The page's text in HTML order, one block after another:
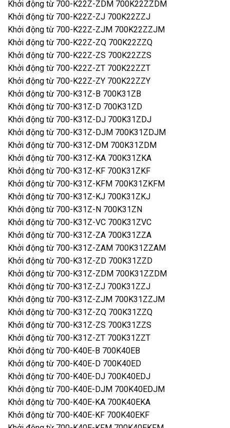
Khởi động từ 700-K22Z-ZDM 700K22ZZDM
Khởi động từ 700-K22Z-ZJ 700K22ZZJ
Khởi động từ 700-K22Z-ZJM 700K22ZZJM
Khởi động từ 700-K22Z-ZQ 700K22ZZQ
Khởi động từ 700-K22Z-ZS 700K22ZZS
Khởi động từ 700-K22Z-ZT 700K22ZZT
Khởi động từ 700-K22Z-ZY 700K22ZZY
Khởi động từ 700-K31Z-B 700K31ZB
Khởi động từ 700-K31Z-D 700K31ZD
Khởi động từ 700-K31Z-DJ 700K31ZDJ
Khởi động từ 700-K31Z-DJM 700K31ZDJM
Khởi động từ 700-K31Z-DM 700K31ZDM
Khởi động từ 700-K31Z-KA 700K31ZKA
Khởi động từ 700-K31Z-KF 700K31ZKF
Khởi động từ 700-K31Z-KFM 700K31ZKFM
Khởi động từ 700-K31Z-KJ 700K31ZKJ
Khởi động từ 700-K31Z-N 700K31ZN
Khởi động từ 700-K31Z-VC 700K31ZVC
Khởi động từ 700-K31Z-ZA 700K31ZZA
Khởi động từ 700-K31Z-ZAM 700K31ZZAM
Khởi động từ 700-K31Z-ZD 700K31ZZD
Khởi động từ 700-K31Z-ZDM 700K31ZZDM
Khởi động từ 700-K31Z-ZJ 700K31ZZJ
Khởi động từ 700-K31Z-ZJM 700K31ZZJM
Khởi động từ 700-K31Z-ZQ 700K31ZZQ
Khởi động từ 700-K31Z-ZS 700K31ZZS
Khởi động từ 700-K31Z-ZT 700K31ZZT
Khởi động từ 700-K40E-B 700K40EB
Khởi động từ 700-K40E-D 700K40ED
Khởi động từ 700-K40E-DJ 700K40EDJ
Khởi động từ 700-K40E-DJM 700K40EDJM
Khởi động từ 700-K40E-KA 700K40EKA
Khởi động từ 700-K40E-KF 700K40EKF